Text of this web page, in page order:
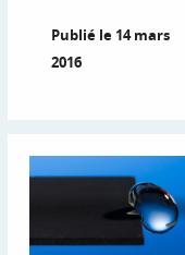
Publié le 14 mars
2016